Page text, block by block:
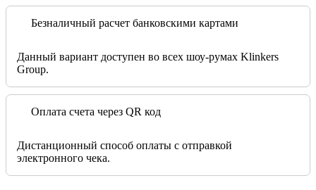
Безналичный расчет банковскими картами
Данный вариант доступен во всех шоу-румах Klinkers
Group.
Оплата счета через QR код
Дистанционный способ оплаты с отправкой
электронного чека.